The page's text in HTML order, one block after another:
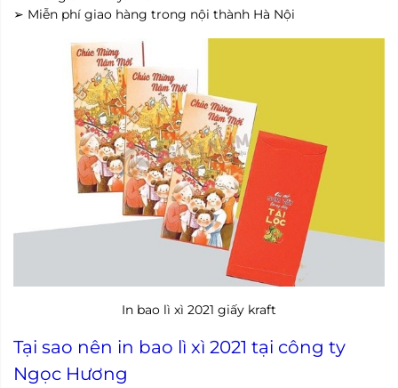
➢ Miễn phí giao hàng trong nội thành Hà Nội
In bao lì xì 2021 giấy kraft
Tại sao nên in bao lì xì 2021 tại công ty
Ngọc Hương